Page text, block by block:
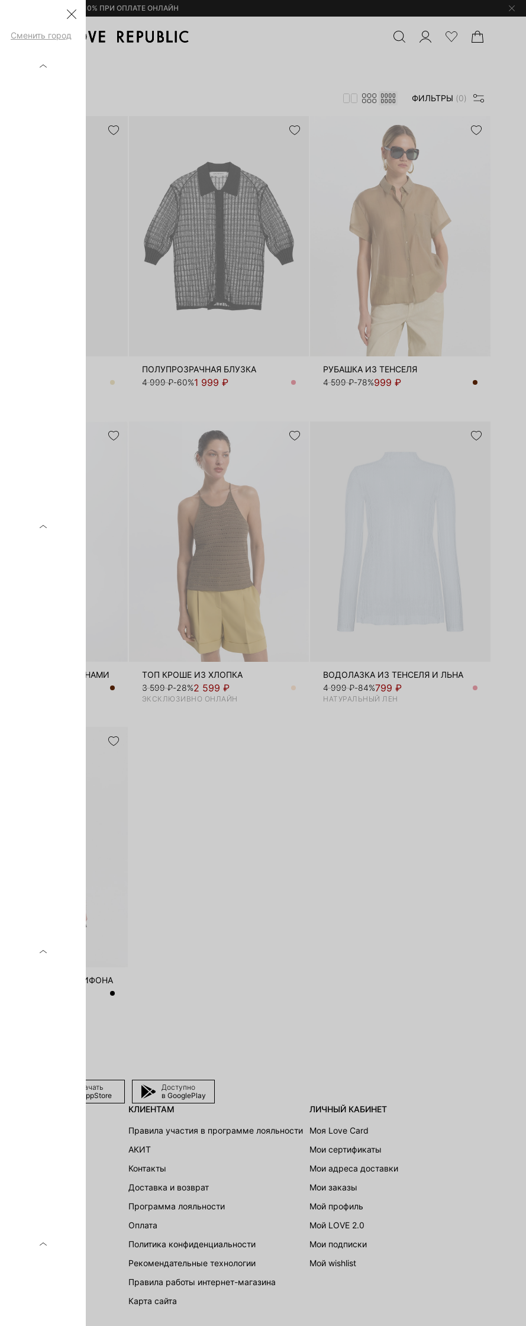
– 10% ПРИ ОПЛАТЕ ОНЛАЙН
Сменить город
ФИЛЬТРЫ (0)
ПОЛУПРОЗРАЧНАЯ БЛУЗКА
4 999 ₽-60%1 999 ₽
РУБАШКА ИЗ ТЕНСЕЛЯ
4 599 ₽-78%999 ₽
ПЛАТЬЕ С ВОЛАНАМИ
ТОП КРОШЕ ИЗ ХЛОПКА
3 599 ₽-28%2 599 ₽
ЭКСКЛЮЗИВНО ОНЛАЙН
ВОДОЛАЗКА ИЗ ТЕНСЕЛЯ И ЛЬНА
4 999 ₽-84%799 ₽
НАТУРАЛЬНЫЙ ЛЕН
ПРОЗРАЧНОГО ШИФОНА
Скачать
в AppStore
Доступно
в GooglePlay
КЛИЕНТАМ
Правила участия в программе лояльности
АКИТ
Контакты
Доставка и возврат
Программа лояльности
Оплата
Политика конфиденциальности
Рекомендательные технологии
Правила работы интернет-магазина
карта сайта
ЛИЧНЫЙ КАБИНЕТ
Моя Love Card
Мои сертификаты
Мои адреса доставки
Мои заказы
Мой профиль
Мой LOVE 2.0
Мои подписки
Мой wishlist